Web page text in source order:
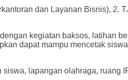
dan Layanan Bisnis), 2.
kegiatan baksos, latihan
dapat mampu mencetak
lapangan olahraga, ruang